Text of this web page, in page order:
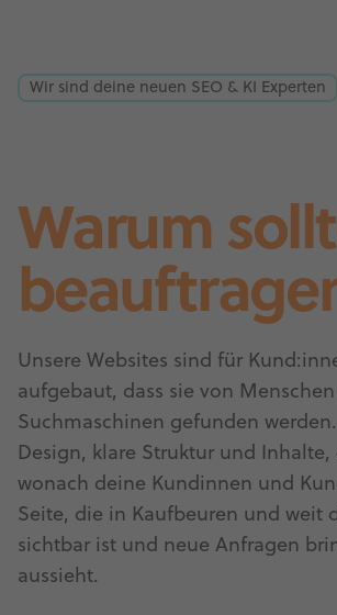
Wir sind deine neuen SEO & KI Experten
Warum
Unsere Websites sind für
aufgebaut, dass sie von
Suchmaschinen gefunden
Design, klare Struktur und
wonach deine Kundinnen und
Seite, die in Kaufbeuren und weit
sichtbar ist und neue Anfragen
aussieht.